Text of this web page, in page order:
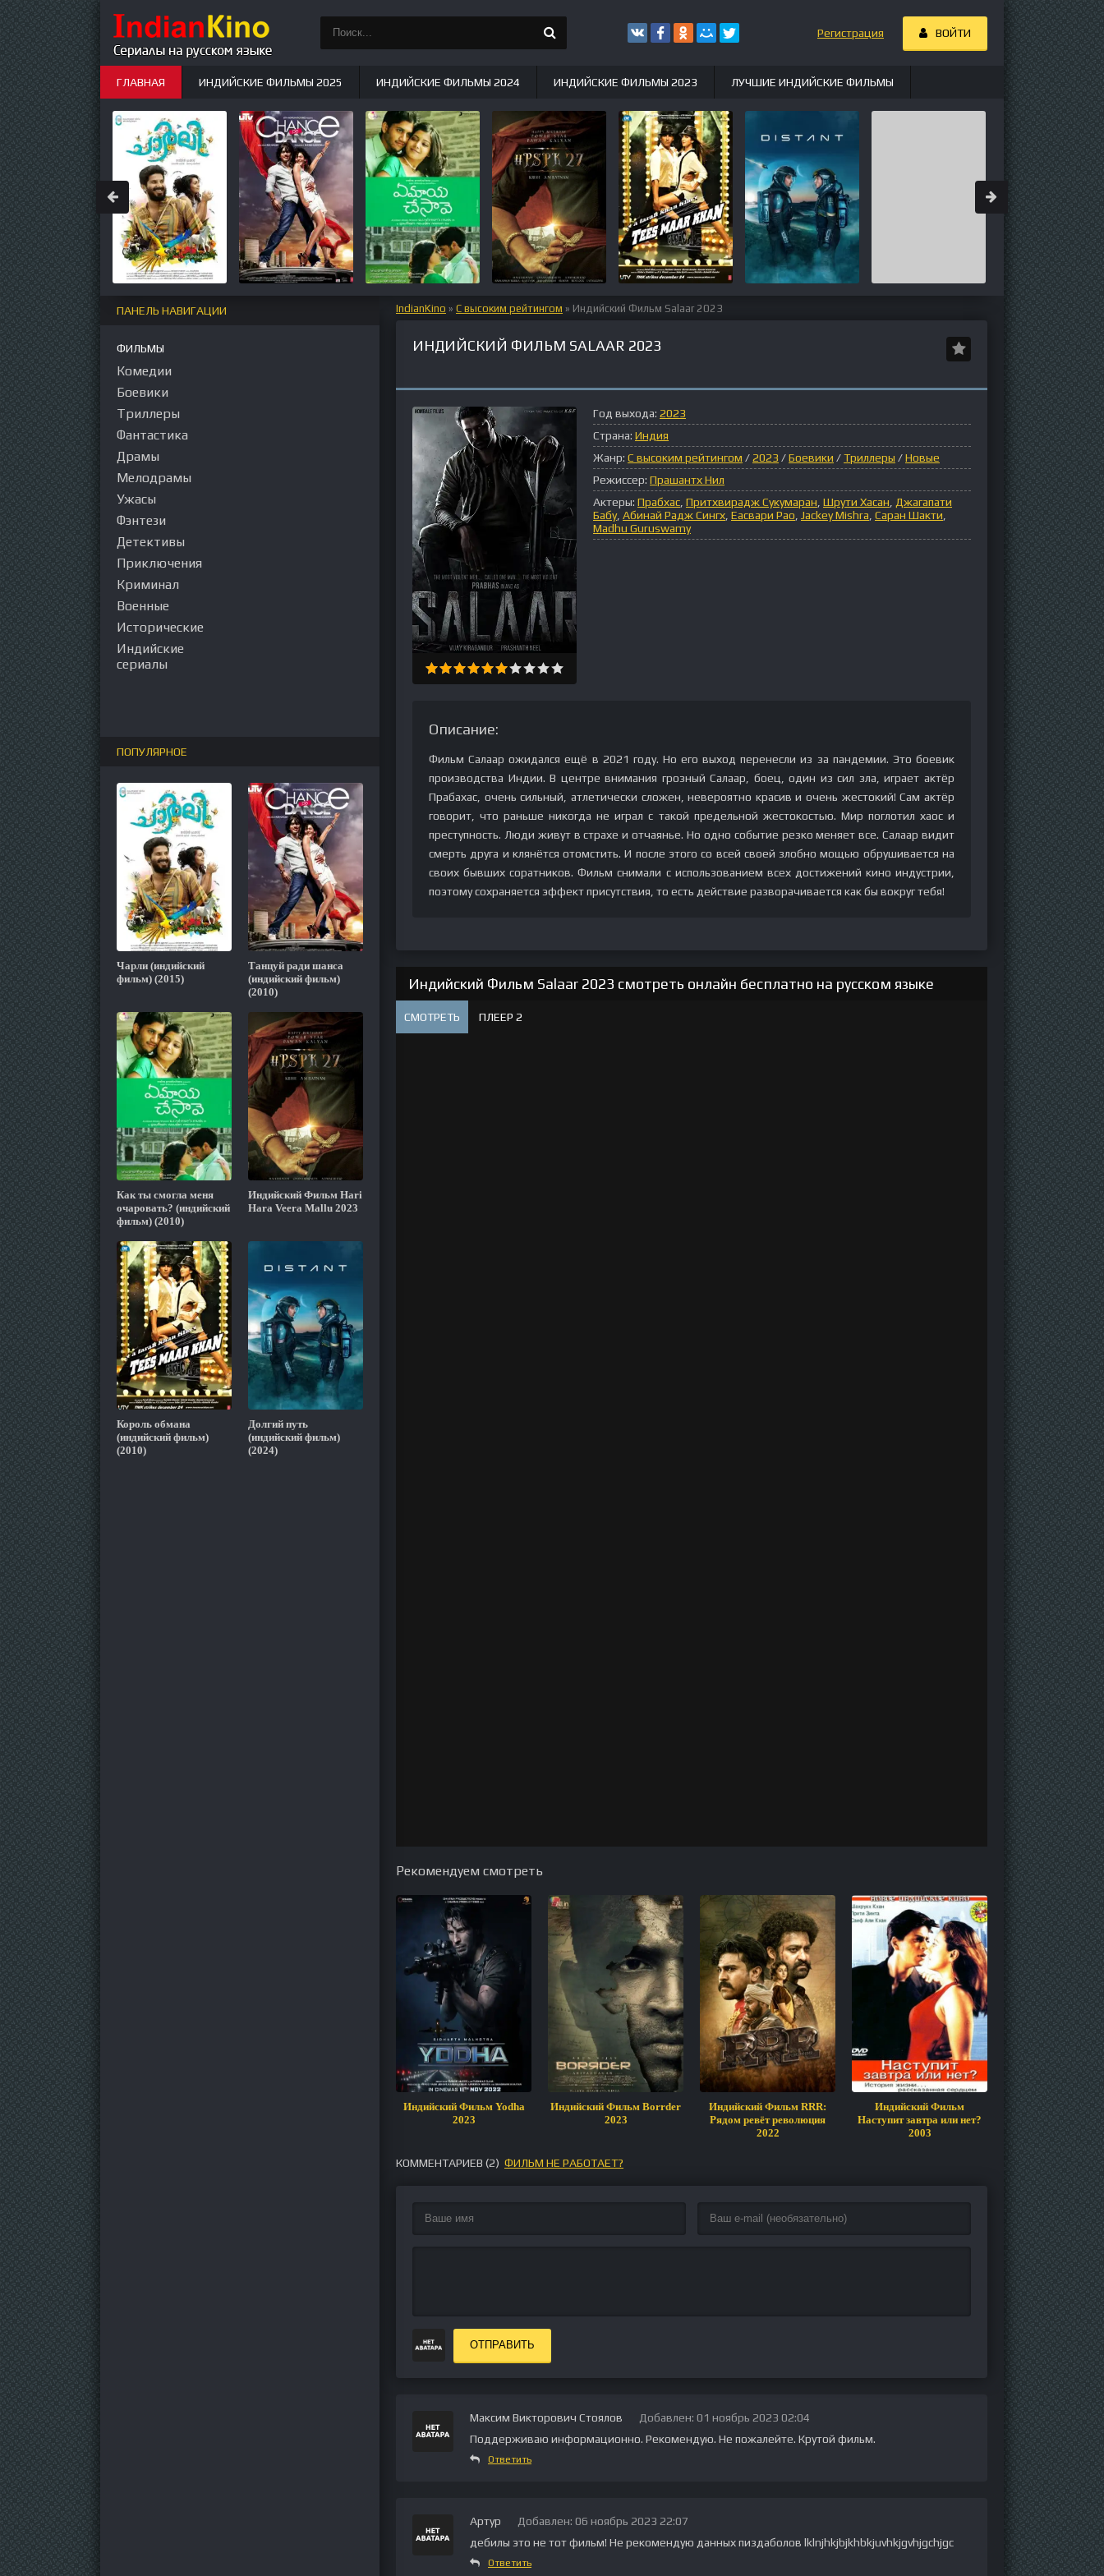
IndianKino » С высоким рейтингом » Индийский Фильм Salaar 2023
ИНДИЙСКИЙ ФИЛЬМ SALAAR 2023
Год выхода: 2023
Страна: Индия
Жанр: С высоким рейтингом /2023 /Боевики /Триллеры /Новые
Режиссер: Прашантх Нил
Актеры: Прабхас Притхвирадж Сукумаран Шрути Хасан
Джагапати
Бабу, Абинай Радж Сингх Еасвари Рао Jackey Mishra Саран Шакти
Madhu Guruswamy
Описание:
Фильм Салаар ожидался ещё в 2021 году. Но его выход перенесли из за пандемии. Это боевик
производства Индии. В центре внимания грозный Салаар, боец, один из сил зла, играет актёр
Прабахас, очень сильный, атлетически сложен, невероятно красив и очень жестокий! Сам актёр
говорит, что раньше никогда не играл с такой предельной жестокостью. Мир поглотил хаос и
преступность. Люди живут в страхе и отчаянье. Но одно событие резко меняет все. Салаар видит
смерть друга и клянётся отомстить. И после этого со всей своей злобно мощью обрушивается на
своих бывших соратников. Фильм снимали с использованием всех достижений кино индустрии,
поэтому сохраняется эффект присутствия, то есть действие разворачивается как бы вокруг тебя!
Индийский Фильм Salaar 2023 смотреть онлайн бесплатно на русском языке
СМОТРЕТЬ ПЛЕЕР 2
Рекомендуем смотреть
Индийский Фильм Yodha
2023
Индийский Фильм Borrder
2023
Индийский Фильм RRR:
Рядом ревёт революция
2022
Индийский Фильм
Наступит завтра или нет?
2003
Индийский
Hara Veera Mallu
КОММЕНТАРИЕВ (2) ФИЛЬМ НЕ РАБОТАЕТ?
ОТПРАВИТЬ
Максим Викторович Стоялов
Добавлен: 01 ноябрь 2023 02:04
Поддерживаю информационно. Рекомендую. Не пожалейте. Крутой фильм.
Ответить
Артур
Добавлен: 06 ноябрь 2023 22:07
дебилы это не тот фильм! Не рекомендую данных пиздаболов lklnjhkjbjkhbkjuvhkjgvhjgchjgc
Ответить
ПАНЕЛЬ НАВИГАЦИИ
ФИЛЬМЫ
Комедии
Боевики
Триллеры
Фантастика
Драмы
Мелодрамы
Ужасы
Фэнтези
Детективы
Приключения
Криминал
Военные
Исторические
Индийские
сериалы
ПОПУЛЯРНОЕ
Чарли (индийский
фильм) (2015)
Танцуй ради шанса
(индийский фильм)
(2010)
Как ты смогла меня
очаровать? (индийский
фильм) (2010)
Индийский Фильм Hari
Hara Veera Mallu 2023
Король обмана
(индийский фильм)
(2010)
Долгий путь
(индийский фильм)
(2024)
Регистрация ВОЙТИ
ГЛАВНАЯ ИНДИЙСКИЕ ФИЛЬМЫ 2025 ИНДИЙСКИЕ ФИЛЬМЫ 2024 ИНДИЙСКИЕ ФИЛЬМЫ 2023 ЛУЧШИЕ ИНДИЙСКИЕ ФИЛЬМЫ
ИНДИЙСКИЕ СЕРИАЛЫ НОВЫЕ